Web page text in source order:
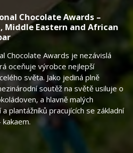
Chocolate Awards –
Middle Eastern and African
Chocolate Awards je nezávislá
oceňuje výrobce nejlepší
světa. Jako jediná plně
soutěž na světě usiluje o
a hlavně malých
plantážníků pracujících se základní